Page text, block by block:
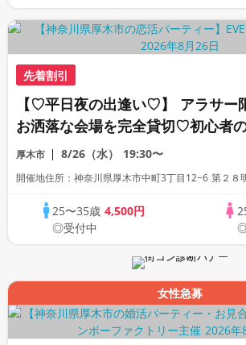
先着割引
【♡平日夜の出逢い♡】 アラサ
お洒落な会場を完全貸切♡初心者
オススメです！
厚木市 8/26（水） 19:30〜
開催地住所：神奈川県厚木市中町3丁目12−6 第２８
25〜35歳4,500円
◎受付中
女性急募